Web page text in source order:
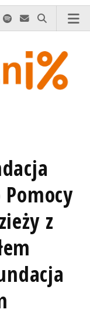
nas zadzwoń
Facebook-u
na Xnas na Instagram-ie
Odwiedź nas na TikTok-u
Szukaj nas na Spotify
Wyślij do nas
Szukaj
Pomocy
z